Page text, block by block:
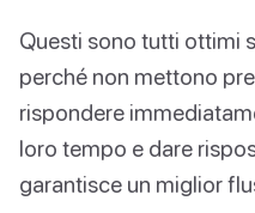
Questi sono tutti ottimi
perché non mettono
rispondere
loro tempo e dare
garantisce un miglior